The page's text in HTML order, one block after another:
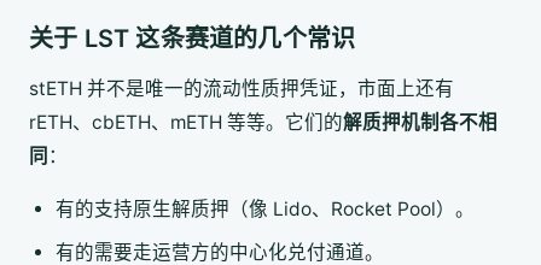
关于 LST 这条赛道的几个常识
stETH 并不是唯一的流动性质押凭证，市面上还有
rETH、cbETH、mETH 等等。它们的解质押机制各不相
同 ：
有的支持原生解质押（像 Lido、Rocket Pool）。
有的需要走运营方的中心化兑付通道。